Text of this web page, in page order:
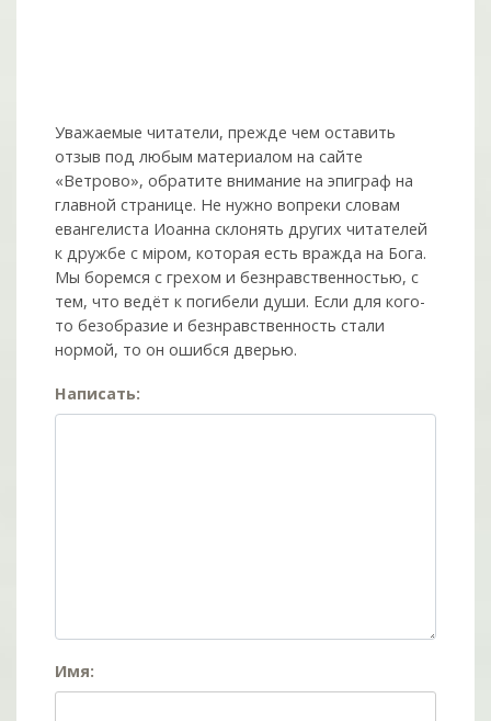
Уважаемые читатели, прежде чем оставить
отзыв под любым материалом на сайте
«Ветрово», обратите внимание на эпиграф на
главной странице. Не нужно вопреки словам
евангелиста Иоанна склонять других читателей
к дружбе с мiром, которая есть вражда на Бога.
Мы боремся с грехом и без­нрав­ствен­ностью, с
тем, что ведёт к погибели души. Если для кого-
то безобразие и безнравственность стали
нормой, то он ошибся дверью.
Написать:
Имя: